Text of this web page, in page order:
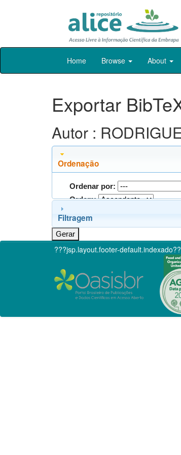
Skip
Home Browse About
Exportar
Autor :
Ordenação
Ordenar por:
Ordem:
Filtragem
???jsp.layout.footer-